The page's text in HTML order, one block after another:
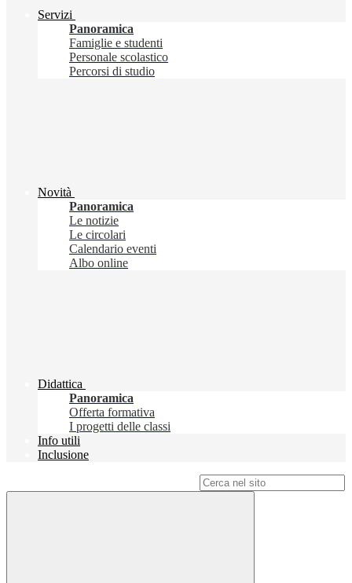
Servizi
Panoramica
Famiglie e studenti
Personale scolastico
Percorsi di studio
Novità
Panoramica
Le notizie
Le circolari
Calendario eventi
Albo online
Didattica
Panoramica
Offerta formativa
I progetti delle classi
Info utili
Inclusione